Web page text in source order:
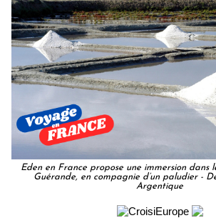
Eden en France propose une immersion dans
Guérande, en compagnie d’un paludier -
Argentique